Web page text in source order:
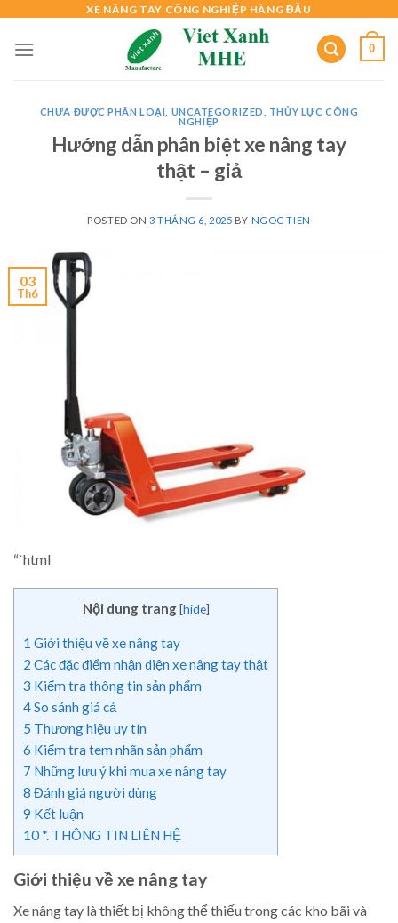
content
XE NÂNG TAY CÔNG NGHIỆP HÀNG ĐẦU
0
CHƯA ĐƯỢC PHÂN LOẠI UNCATEGORIZED
THỦY LỰC CÔNG
NGHIỆP
Hướng dẫn phân biệt xe nâng tay
thật – giả
POSTED ON 3 THÁNG 6, 2025 BY NGOC TIEN
03
Th6
“`html
Nội dung trang [hide]
1 Giới thiệu về xe nâng tay
2 Các đặc điểm nhận diện xe nâng tay thật
3 Kiểm tra thông tin sản phẩm
4So sánh giá cả
5 Thương hiệu uy tín
6 Kiểm tra tem nhãn sản phẩm
7 Những lưu ý khi mua xe nâng tay
8 Đánh giá người dùng
9 Kết luận
10 *. THÔNG TIN LIÊN HỆ
Giới thiệu về xe nâng tay
Xe nâng tay là thiết bị không thể thiếu trong các kho bãi và